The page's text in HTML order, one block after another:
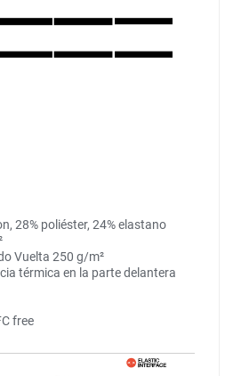
28% poliéster, 24% elastano
Vuelta 250 g/m²
térmica en la parte delantera
free